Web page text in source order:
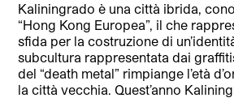
Kaliningrado è una città ibrida,
“Hong Kong Europea”, il che
sfida per la costruzione di
subcultura rappresentata dai
del “death metal” rimpiange l’età
la città vecchia. Quest’anno